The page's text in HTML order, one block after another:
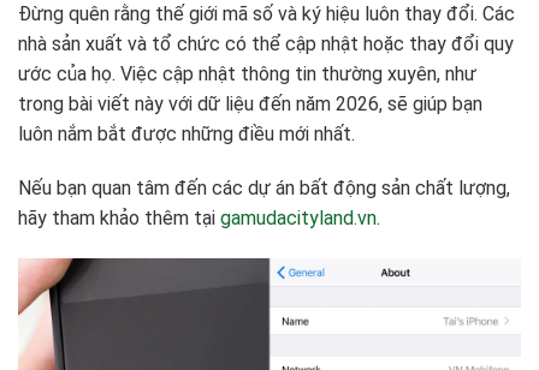
Đừng quên rằng thế giới mã số và ký hiệu luôn thay đổi. Các
nhà sản xuất và tổ chức có thể cập nhật hoặc thay đổi quy
ước của họ. Việc cập nhật thông tin thường xuyên, như
trong bài viết này với dữ liệu đến năm 2026, sẽ giúp bạn
luôn nắm bắt được những điều mới nhất.
Nếu bạn quan tâm đến các dự án bất động sản chất lượng,
hãy tham khảo thêm tại gamudacityland.vn.